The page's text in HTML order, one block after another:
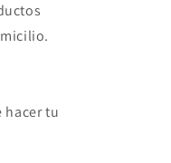
hacer tu